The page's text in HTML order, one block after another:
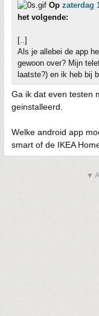
Op zaterdag
het volgende:
[..]
Als je allebei de app
gewoon over? Mijn
laatste?) en ik heb bij
Ga ik dat even testen
geinstalleerd.
Welke android app
smart of de IKEA
▼